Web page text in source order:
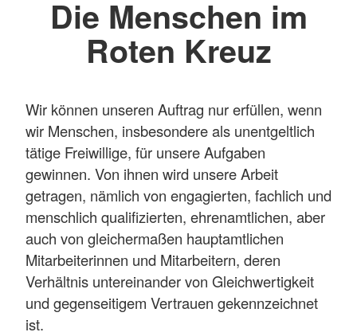
Die Menschen im
Roten Kreuz
Wir können unseren Auftrag nur erfüllen, wenn
wir Menschen, insbesondere als unentgeltlich
tätige Freiwillige, für unsere Aufgaben
gewinnen. Von ihnen wird unsere Arbeit
getragen, nämlich von engagierten, fachlich und
menschlich qualifizierten, ehrenamtlichen, aber
auch von gleichermaßen hauptamtlichen
Mitarbeiterinnen und Mitarbeitern, deren
Verhältnis untereinander von Gleichwertigkeit
und gegenseitigem Vertrauen gekennzeichnet
ist.